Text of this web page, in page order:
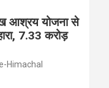
आश्रय योजना से
7.33 करोड़
Himachal